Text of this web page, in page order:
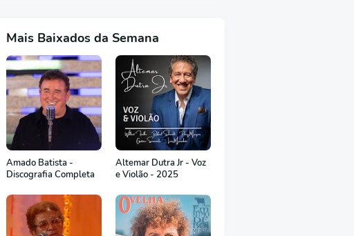
Mais Baixados da Semana
Amado Batista -
Discografia Completa
Altemar Dutra Jr - Voz
e Violão - 2025